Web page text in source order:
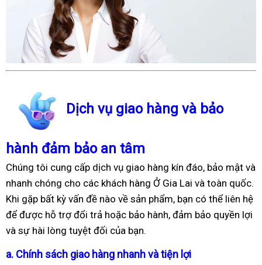
Dịch vụ giao hàng và bảo
hành đảm bảo an tâm
Chúng tôi cung cấp dịch vụ giao hàng kín đáo, bảo mật và
nhanh chóng cho các khách hàng Ở Gia Lai và toàn quốc.
Khi gặp bất kỳ vấn đề nào về sản phẩm, bạn có thể liên hệ
để được hỗ trợ đổi trả hoặc bảo hành, đảm bảo quyền lợi
và sự hài lòng tuyệt đối của bạn.
a. Chính sách giao hàng nhanh và tiện lợi